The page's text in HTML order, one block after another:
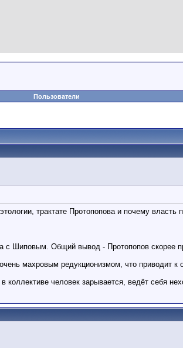
Пользователи
трактате Протопопова и почему власть
с Шиповым. Общий вывод - Протопопов скорее
махровым редукционизмом, что приводит
коллективе человек зарывается, ведёт себя